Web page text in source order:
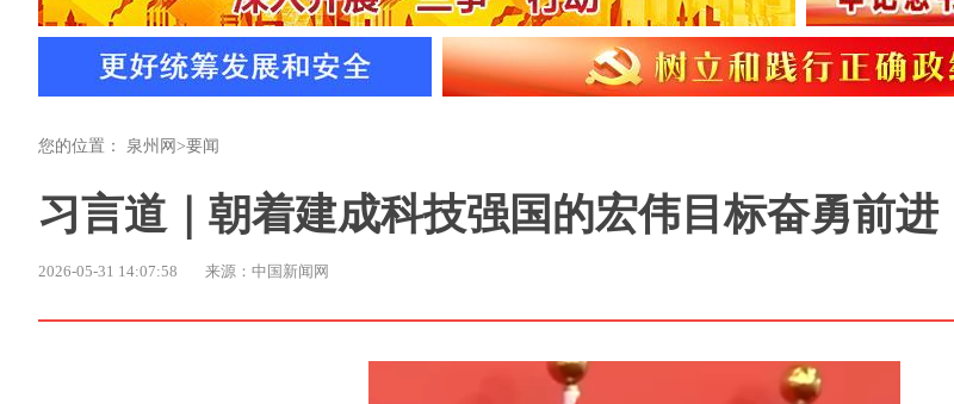
您的位置： 泉州网 >要闻
习言道｜朝着建成科技强国的宏伟目标奋勇前进
2026-05-31 14:07:58 来源：中国新闻网